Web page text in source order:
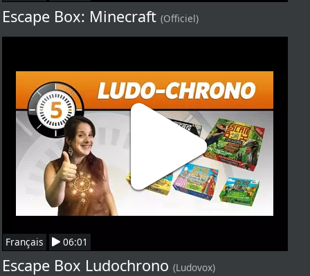
Escape Box: Minecraft (Officiel)
Français 06:01
Escape Box Ludochrono (Ludovox)